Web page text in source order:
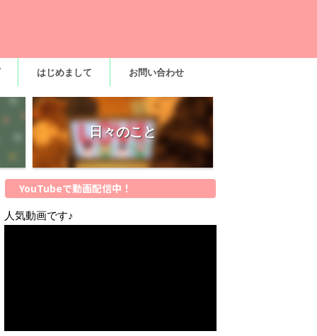
はじめまして お問い合わせ
日々のこと
YouTubeで動画配信中！
人気動画です♪